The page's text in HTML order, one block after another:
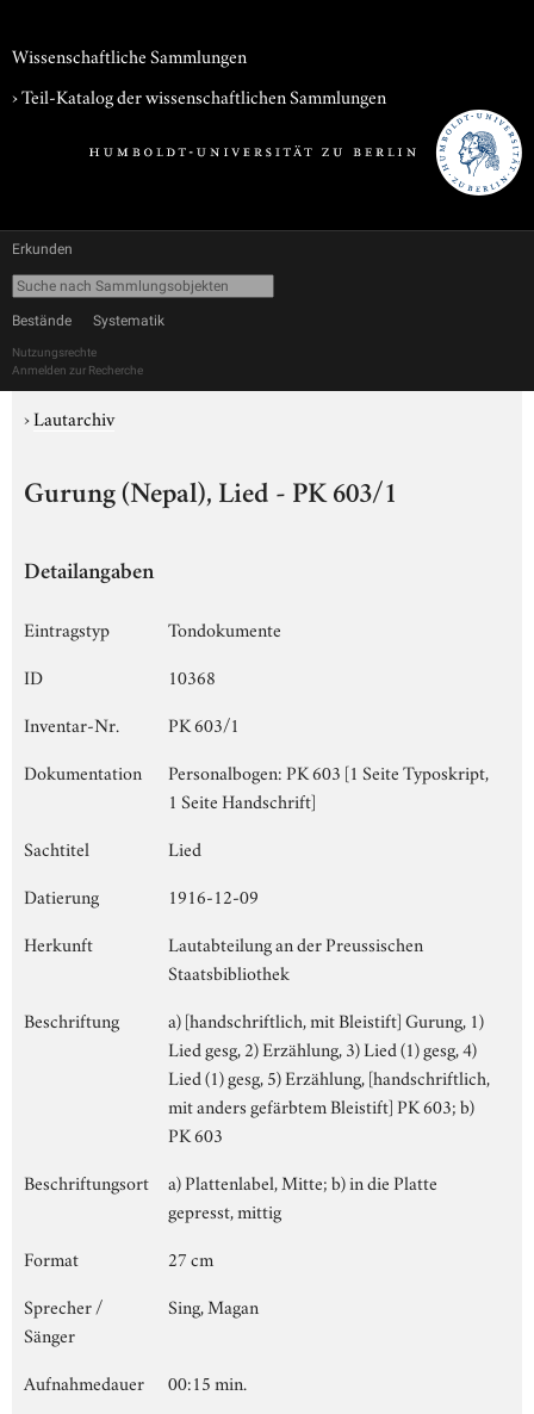
Wissenschaftliche Sammlungen
› Teil-Katalog der wissenschaftlichen Sammlungen
Erkunden
Bestände Systematik
Nutzungsrechte
Anmelden zur Recherche
›Lautarchiv
Gurung (Nepal), Lied - PK 603/1
Detailangaben
Eintragstyp
Tondokumente
ID
10368
Inventar-Nr.
PK 603/1
Dokumentation
Personalbogen: PK 603 [1 Seite Typoskript,
1 Seite Handschrift]
Sachtitel
Lied
Datierung
1916-12-09
Herkunft
Lautabteilung an der Preussischen
Staatsbibliothek
Beschriftung
a) [handschriftlich, mit Bleistift] Gurung, 1)
Lied gesg, 2) Erzählung, 3) Lied (1) gesg, 4)
Lied (1) gesg, 5) Erzählung, [handschriftlich,
mit anders gefärbtem Bleistift] PK 603; b)
PK 603
Beschriftungsort
a) Plattenlabel, Mitte; b) in die Platte
gepresst, mittig
Format
27 cm
Sprecher /
Sänger
Sing, Magan
Aufnahmedauer
00:15 min.